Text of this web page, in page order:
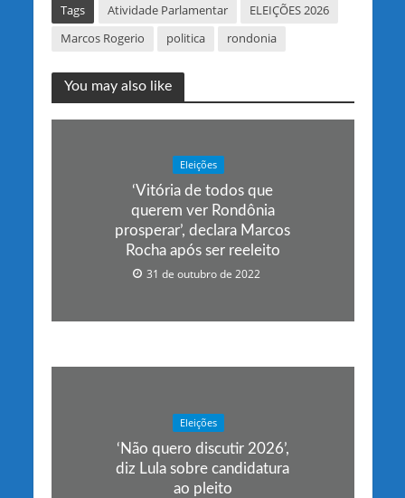
Tags Atividade Parlamentar
ELEIÇÕES 2026
Marcos Rogerio
politica rondonia
You may also like
Eleições
‘Vitória de todos que
querem ver Rondônia
prosperar’, declara Marcos
Rocha após ser reeleito
31 de outubro de 2022
Eleições
‘Não quero discutir 2026’,
diz Lula sobre candidatura
ao pleito